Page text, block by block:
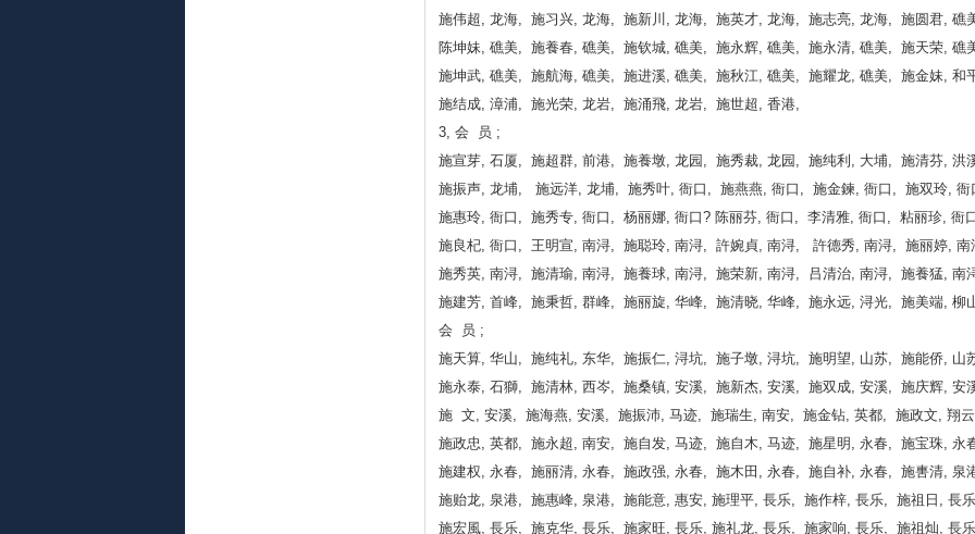
施伟超, 龙海, 施习兴, 龙海, 施新川, 龙海, 施英才, 龙海, 施志亮, 龙海, 施圆君, 礁
陈坤妹, 礁美, 施養春, 礁美, 施钦城, 礁美, 施永辉, 礁美, 施永清, 礁美, 施天荣, 礁
施坤武, 礁美, 施航海, 礁美, 施进溪, 礁美, 施秋江, 礁美, 施耀龙, 礁美, 施金妹, 和
施结成, 漳浦, 施光荣, 龙岩, 施涌飛, 龙岩, 施世超, 香港,
3, 会 员 ;
施宣芽, 石厦, 施超群, 前港, 施養墩, 龙园, 施秀裁, 龙园, 施纯利, 大埔, 施清芬, 洪
施振声, 龙埔, 施远洋, 龙埔, 施秀叶, 衙口, 施燕燕, 衙口, 施金鍊, 衙口, 施双玲, 衙
施惠玲, 衙口, 施秀专, 衙口, 杨丽娜, 衙口? 陈丽芬, 衙口, 李清雅, 衙口, 粘丽珍, 衙
施良杞, 衙口, 王明宣, 南浔, 施聪玲, 南浔, 許婉貞, 南浔, 許德秀, 南浔, 施丽婷, 南
施秀英, 南浔, 施清瑜, 南浔, 施養球, 南浔, 施荣新, 南浔, 吕清治, 南浔, 施養猛, 南
施建芳, 首峰, 施秉哲, 群峰, 施丽旋, 华峰, 施清晓, 华峰, 施永远, 浔光, 施美端, 柳
会 员 ;
施天算, 华山, 施纯礼, 东华, 施振仁, 浔坑, 施子墩, 浔坑, 施明望, 山苏, 施能侨, 山
施永泰, 石獅, 施清林, 西岑, 施桑镇, 安溪, 施新杰, 安溪, 施双成, 安溪, 施庆辉, 安
施 文, 安溪, 施海燕, 安溪, 施振沛, 马迹, 施瑞生, 南安, 施金钻, 英都, 施政文, 翔
施政忠, 英都, 施永超, 南安, 施自发, 马迹, 施自木, 马迹, 施星明, 永春, 施宝珠, 永
施建权, 永春, 施丽清, 永春, 施政强, 永春, 施木田, 永春, 施自补, 永春, 施軎清, 泉
施贻龙, 泉港, 施惠峰, 泉港, 施能意, 惠安, 施理平, 長乐, 施作梓, 長乐, 施祖日, 長
施宏風, 長乐, 施克华, 長乐, 施家旺, 長乐, 施礼龙, 長乐, 施家响, 長乐, 施祖灿, 長